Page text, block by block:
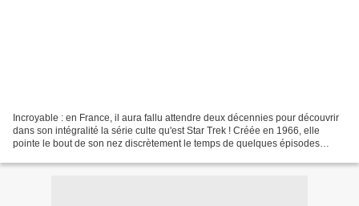
Incroyable : en France, il aura fallu attendre deux décennies pour découvrir
dans son intégralité la série culte qu'est Star Trek ! Créée en 1966, elle
pointe le bout de son nez discrètement le temps de quelques épisodes